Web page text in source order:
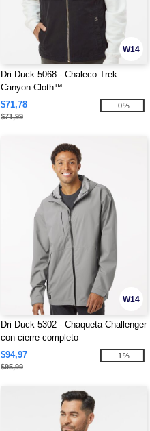
W14
Dri Duck 5068 - Chaleco Trek
Canyon Cloth™
$71,78
$71,99
-0%
W14
Dri Duck 5302 - Chaqueta Challenger
con cierre completo
$94,97
$95,99
-1%